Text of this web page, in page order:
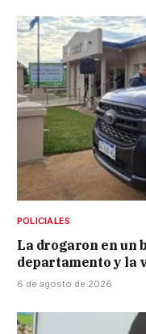
POLICIALES
La drogaron en un
departamento y la
6 de agosto de 2026